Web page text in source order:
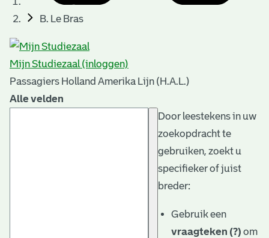
B. Le Bras
Mijn Studiezaal (inloggen)
Passagiers Holland Amerika Lijn (H.A.L.)
Alle velden
Door leestekens in uw
zoekopdracht te
gebruiken, zoekt u
specifieker of juist
breder:
Gebruik een
vraagteken (?) om